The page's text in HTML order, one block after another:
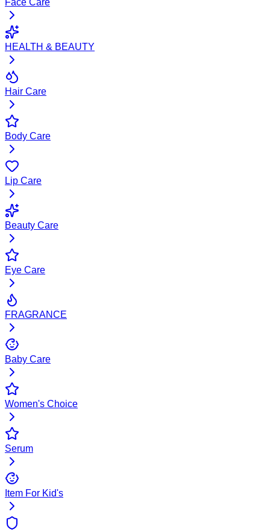
Face Care
HEALTH & BEAUTY
Hair Care
Body Care
Lip Care
Beauty Care
Eye Care
FRAGRANCE
Baby Care
Women's Choice
Serum
Item For Kid's